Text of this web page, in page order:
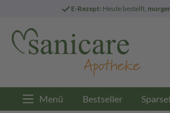
E-Rezept: Heute bestellt,
Menü Bestseller